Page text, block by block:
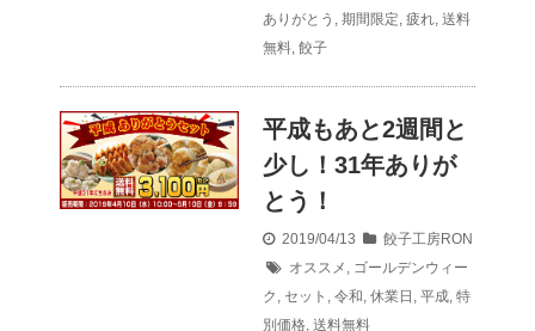
ありがとう
期間限定 疲れ 送料
無料 餃子
平成もあと2週間と
少し！31年ありが
とう！
2019/04/13
餃子工房RON
オススメ
ゴールデンウィー
ク
セット 令和 休業日 平成 特
別価格 送料無料